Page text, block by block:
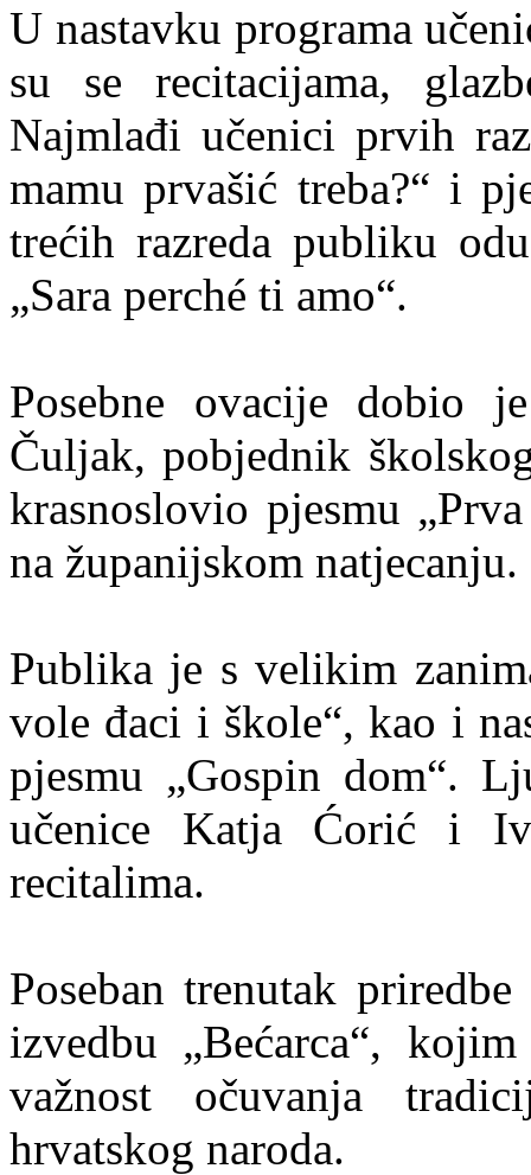
U nastavku programa
su se recitacijama,
Najmlađi učenici prvih
mamu prvašić treba?“ i
trećih razreda publiku
„Sara perché ti amo“.
Posebne ovacije dobio
Čuljak, pobjednik
krasnoslovio pjesmu
na županijskom natjecanju.
Publika je s velikim
vole đaci i škole“, kao i
pjesmu „Gospin dom“.
učenice Katja Ćorić i
recitalima.
Poseban trenutak
izvedbu „Bećarca“,
važnost očuvanja
hrvatskog naroda.